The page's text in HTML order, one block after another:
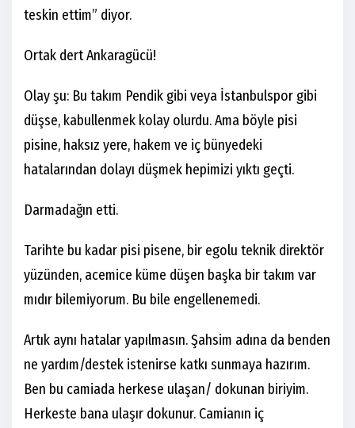
teskin ettim” diyor.
Ortak dert Ankaragücü!
Olay şu: Bu takım Pendik gibi veya İstanbulspor gibi
düşse, kabullenmek kolay olurdu. Ama böyle pisi
pisine, haksız yere, hakem ve iç bünyedeki
hatalarından dolayı düşmek hepimizi yıktı geçti.
Darmadağın etti.
Tarihte bu kadar pisi pisene, bir egolu teknik direktör
yüzünden, acemice küme düşen başka bir takım var
mıdır bilemiyorum. Bu bile engellenemedi.
Artık aynı hatalar yapılmasın. Şahsim adına da benden
ne yardım/destek istenirse katkı sunmaya hazırım.
Ben bu camiada herkese ulaşan/ dokunan biriyim.
Herkeste bana ulaşır dokunur. Camianın iç